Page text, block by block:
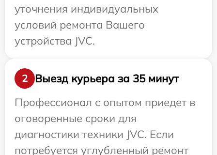
уточнения индивидуальных
условий ремонта Вашего
устройства JVC.
2
Выезд курьера за 35 минут
Профессионал с опытом приедет в
оговоренные сроки для
диагностики техники JVC. Если
потребуется углубленный ремонт